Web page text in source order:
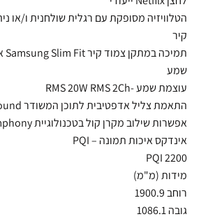
הטלוויזיה מסופקת עם רגלית שולחנית ו/או
קיר
תמיכה במתקן צמוד קיר Samsung Slim Fit אופציה לרכישה בנפרד
שמע
עוצמת שמע -RMS 20W RMS 2Ch
התאמת צליל אדפטיבית לתוכן המשודר Adaptive sound
אפשרות שילוב מקרן קול בטכנולוגיית Q-Symphony
אינדקס איכות תמונה – PQI
PQI 2200
מידות (מ"מ)
רוחב 1900.9
גובה 1086.1